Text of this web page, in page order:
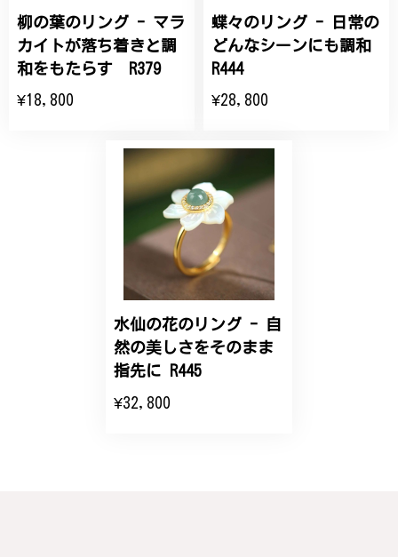
ひなげしの花のブローチ ご褒美 プレゼント C020
2025/07/27
せていただきました。実際に目にすると 華美すぎず
【オーダーメイド】オリジナルリング
2025/06/16
こちらのオーダーの細かい調整に何度も対応していた
だき、ありがとうございました。
2024/11/20
柳の葉のリング - マラ
カイトが落ち着きと調
和をもたらす R379
¥18,800
蝶々のリング - 日常の
どんなシーンにも調和
R444
¥28,800
水仙の花のリング - 自
然の美しさをそのまま
指先に R445
¥32,800